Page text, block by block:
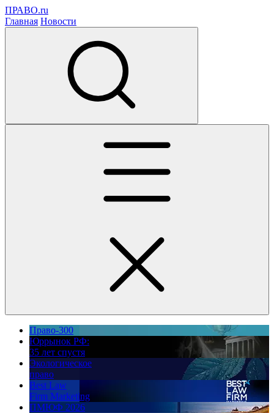
ПРАВО.ru
Главная Новости
Право-300
Юррынок РФ:
35 лет спустя
Экологическое
право
Best Law
Firm Marketing
ПМЮФ 2026